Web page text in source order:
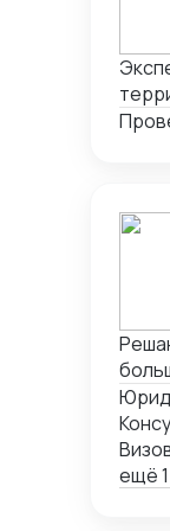
ещё 1